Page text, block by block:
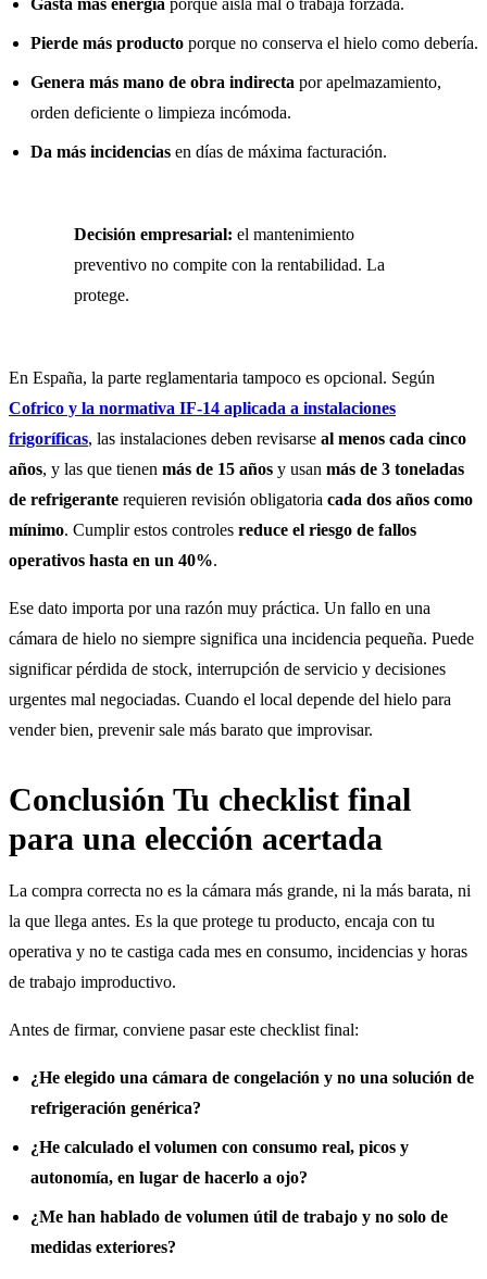
Pierde más producto porque no conserva el hielo como debería.
Genera más mano de obra indirecta por apelmazamiento,
orden deficiente o limpieza incómoda.
Da más incidencias en días de máxima facturación.
Decisión empresarial: el mantenimiento
preventivo no compite con la rentabilidad. La
protege.
En España, la parte reglamentaria tampoco es opcional. Según
Cofrico y la normativa IF-14 aplicada a instalaciones
frigoríficas, las instalaciones deben revisarse al menos cada cinco
años, y las que tienen más de 15 años y usan más de 3 toneladas
de refrigerante requieren revisión obligatoria cada dos años como
mínimo. Cumplir estos controles reduce el riesgo de fallos
operativos hasta en un 40%.
Ese dato importa por una razón muy práctica. Un fallo en una
cámara de hielo no siempre significa una incidencia pequeña. Puede
significar pérdida de stock, interrupción de servicio y decisiones
urgentes mal negociadas. Cuando el local depende del hielo para
vender bien, prevenir sale más barato que improvisar.
Conclusión Tu checklist final
para una elección acertada
La compra correcta no es la cámara más grande, ni la más barata, ni
la que llega antes. Es la que protege tu producto, encaja con tu
operativa y no te castiga cada mes en consumo, incidencias y horas
de trabajo improductivo.
Antes de firmar, conviene pasar este checklist final:
¿He elegido una cámara de congelación y no una solución de
refrigeración genérica?
¿He calculado el volumen con consumo real, picos y
autonomía, en lugar de hacerlo a ojo?
¿Me han hablado de volumen útil de trabajo y no solo de
medidas exteriores?